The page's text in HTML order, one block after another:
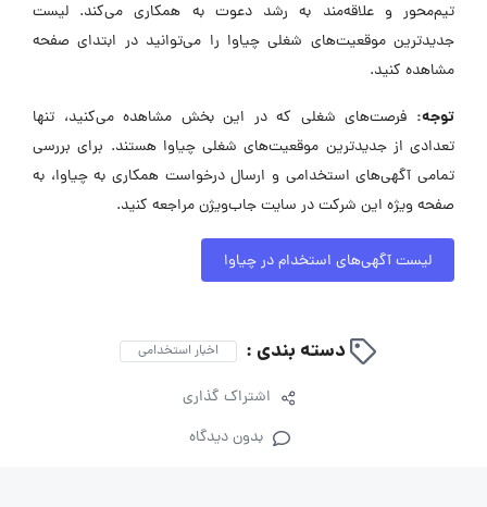
تیم‌محور و علاقه‌مند به رشد دعوت به همکاری می‌کند. لیست
جدیدترین موقعیت‌های شغلی چیاوا را می‌توانید در ابتدای صفحه
مشاهده کنید.
توجه: فرصت‌های شغلی که در این بخش مشاهده می‌کنید، تنها
تعدادی از جدیدترین موقعیت‌های شغلی چیاوا هستند. برای بررسی
تمامی آگهی‌های استخدامی و ارسال درخواست همکاری به چیاوا، به
صفحه ویژه این شرکت در سایت جاب‌ویژن مراجعه کنید.
لیست آگهی‌های استخدام در چیاوا
دسته بندی : اخبار استخدامی
اشتراک گذاری
بدون دیدگاه